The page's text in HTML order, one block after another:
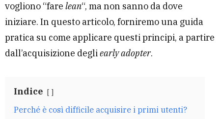
vogliono “fare lean“, ma non sanno da dove
iniziare. In questo articolo, forniremo una guida
pratica su come applicare questi principi, a partire
dall’acquisizione degliearly adopter.
Indice
Perché è così difficile acquisire i primi utenti?